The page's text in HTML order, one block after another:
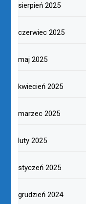
sierpień 2025
czerwiec 2025
maj 2025
kwiecień 2025
marzec 2025
luty 2025
styczeń 2025
grudzień 2024